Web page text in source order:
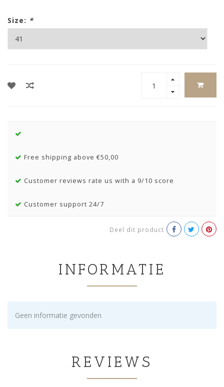
Size: *
Free shipping above €50,00
Customer reviews rate us with a 9/10 score
Customer support 24/7
Deel dit product
INFORMATIE
Geen informatie gevonden
REVIEWS